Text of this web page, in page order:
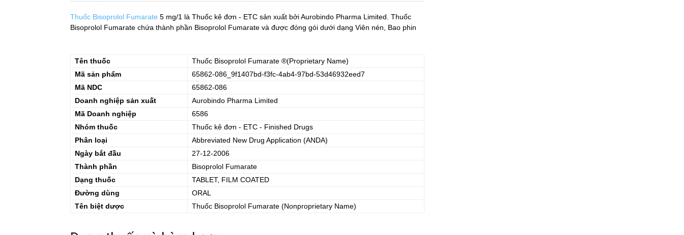
Thuốc Bisoprolol Fumarate 5 mg/1 là Thuốc kê đơn - ETC sản xuất bởi Aurobindo Pharma Limited. Thuốc
Bisoprolol Fumarate chứa thành phần Bisoprolol Fumarate và được đóng gói dưới dạng Viên nén, Bao phin
Tên thuốc Thuốc Bisoprolol Fumarate ®(Proprietary Name)
Mã sản phẩm
65862-086_9f1407bd-f3fc-4ab4-97bd-53d46932eed7
Mã NDC
65862-086
Doanh nghiệp sản xuất
Aurobindo Pharma Limited
Mã Doanh nghiệp
6586
Nhóm thuốc
Thuốc kê đơn - ETC - Finished Drugs
Phân loại
Abbreviated New Drug Application (ANDA)
Ngày bắt đầu
27-12-2006
Thành phần
Bisoprolol Fumarate
Dạng thuốc
TABLET, FILM COATED
Đường dùng
ORAL
Tên biệt dược
Thuốc Bisoprolol Fumarate (Nonproprietary Name)